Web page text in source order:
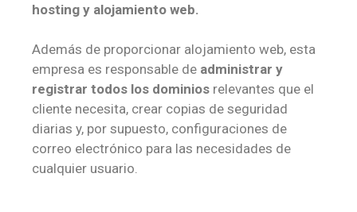
hosting y alojamiento web.
Además de proporcionar alojamiento web, esta
empresa es responsable de administrar y
registrar todos los dominios relevantes que el
cliente necesita, crear copias de seguridad
diarias y, por supuesto, configuraciones de
correo electrónico para las necesidades de
cualquier usuario.